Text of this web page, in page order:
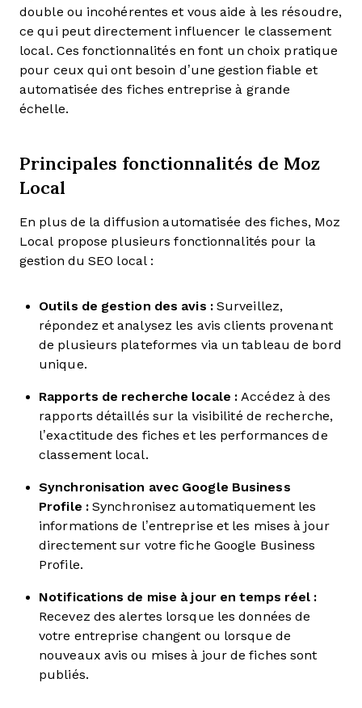
double ou incohérentes et vous aide à les résoudre,
ce qui peut directement influencer le classement
local. Ces fonctionnalités en font un choix pratique
pour ceux qui ont besoin d’une gestion fiable et
automatisée des fiches entreprise à grande
échelle.
Principales fonctionnalités de Moz
Local
En plus de la diffusion automatisée des fiches, Moz
Local propose plusieurs fonctionnalités pour la
gestion du SEO local :
Outils de gestion des avis :Surveillez,
répondez et analysez les avis clients provenant
de plusieurs plateformes via un tableau de bord
unique.
Rapports de recherche locale : Accédez à des
rapports détaillés sur la visibilité de recherche,
l’exactitude des fiches et les performances de
classement local.
Synchronisation avec Google Business
Profile :Synchronisez automatiquement les
informations de l’entreprise et les mises à jour
directement sur votre fiche Google Business
Profile.
Notifications de mise à jour en temps réel :
Recevez des alertes lorsque les données de
votre entreprise changent ou lorsque de
nouveaux avis ou mises à jour de fiches sont
publiés.